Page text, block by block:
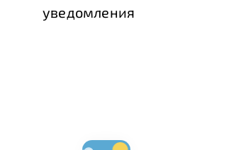
уведомления